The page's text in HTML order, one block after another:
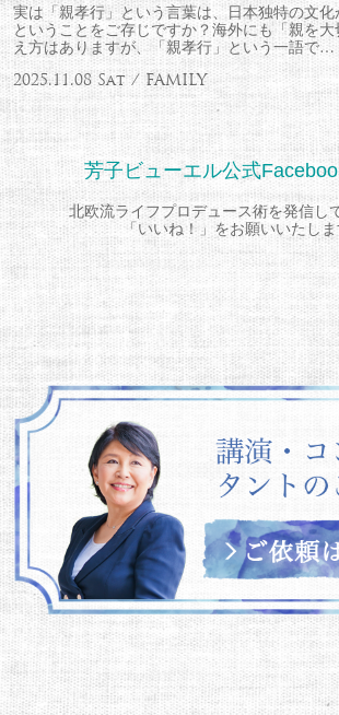
実は「親孝行」という言葉は、日本独特の文
ということをご存じですか？海外にも「親を
え方はありますが、「親孝行」という一語で…
2025.11.08 Sat / FAMILY
芳子ビューエル公式
北欧流ライフプロデュース術を発信し
「いいね！」をお願いいたし